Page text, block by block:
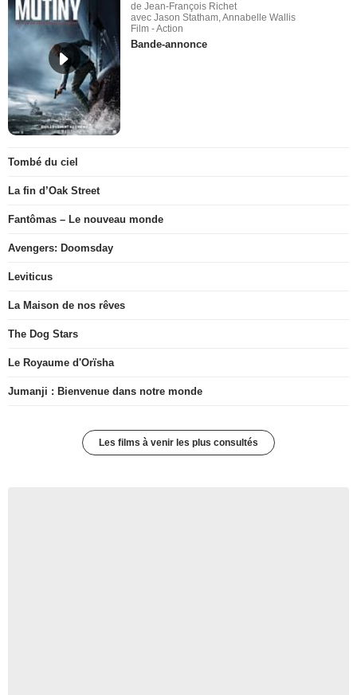
de Jean-François Richet
avec Jason Statham, Annabelle Wallis
Film - Action
Bande-annonce
Tombé du ciel
La fin d’Oak Street
Fantômas – Le nouveau monde
Avengers: Doomsday
Leviticus
La Maison de nos rêves
The Dog Stars
Le Royaume d'Orïsha
Jumanji : Bienvenue dans notre monde
Les films à venir les plus consultés